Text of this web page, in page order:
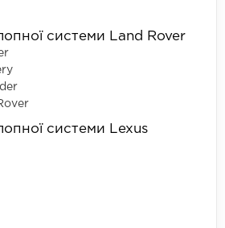
системи Land Rover
системи Lexus